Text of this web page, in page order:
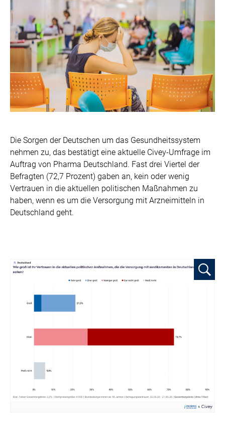
Die Sorgen der Deutschen um das Gesundheitssystem
nehmen zu, das bestätigt eine aktuelle Civey-Umfrage im
Auftrag von Pharma Deutschland. Fast drei Viertel der
Befragten (72,7 Prozent) gaben an, kein oder wenig
Vertrauen in die aktuellen politischen Maßnahmen zu
haben, wenn es um die Versorgung mit Arzneimitteln in
Deutschland geht.